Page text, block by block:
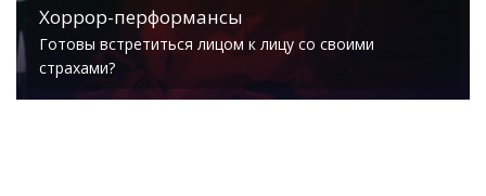
Хоррор-перформансы
Готовы встретиться лицом к лицу со своими
страхами?